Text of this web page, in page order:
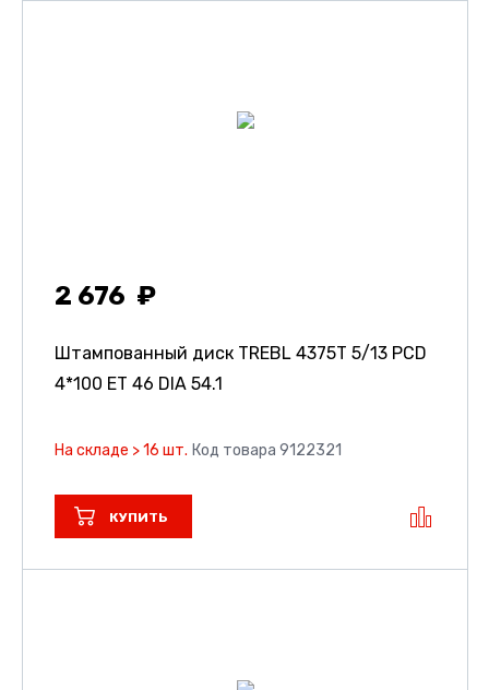
2 676
Штампованный диск TREBL 4375T 5/13 PCD
4*100 ET 46 DIA 54.1
На складе > 16 шт. Код товара 9122321
КУПИТЬ